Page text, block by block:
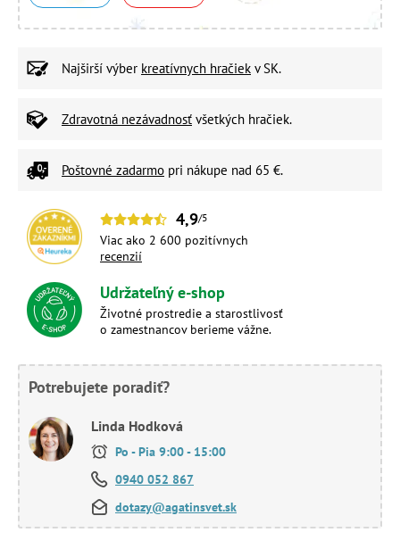
Najširší výber kreatívnych hračiek v SK.
Zdravotná nezávadnosť všetkých hračiek.
Poštovné zadarmo pri nákupe nad 65 €.
4,9/5
Viac ako 2 600 pozitívnych
recenzií
Udržateľný e-shop
Životné prostredie a starostlivosť
o zamestnancov berieme vážne.
Potrebujete poradiť?
Linda Hodková
Po - Pia 9:00 - 15:00
0940 052 867
dotazy@agatinsvet.sk